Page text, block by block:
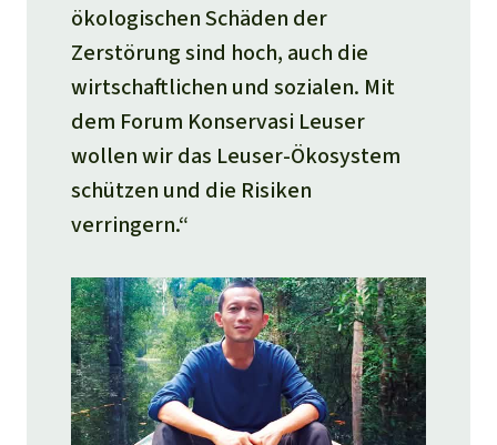
ökologischen Schäden der
Zerstörung sind hoch, auch die
wirtschaftlichen und sozialen. Mit
dem Forum Konservasi Leuser
wollen wir das Leuser-Ökosystem
schützen und die Risiken
verringern.“